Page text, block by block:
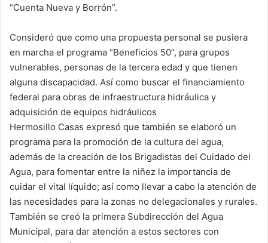
“Cuenta Nueva y Borrón”.
Consideró que como una propuesta personal se pusiera
en marcha el programa “Beneficios 50”, para grupos
vulnerables, personas de la tercera edad y que tienen
alguna discapacidad. Así como buscar el financiamiento
federal para obras de infraestructura hidráulica y
adquisición de equipos hidráulicos
Hermosillo Casas expresó que también se elaboró un
programa para la promoción de la cultura del agua,
además de la creación de los Brigadistas del Cuidado del
Agua, para fomentar entre la niñez la importancia de
cuidar el vital líquido; así como llevar a cabo la atención de
las necesidades para la zonas no delegacionales y rurales.
También se creó la primera Subdirección del Agua
Municipal, para dar atención a estos sectores con